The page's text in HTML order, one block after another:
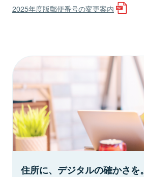
2025年度版郵便番号の変更案内
住所に、デジタルの確かさを。